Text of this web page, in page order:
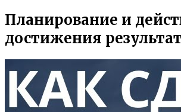
Планирование и
достижения